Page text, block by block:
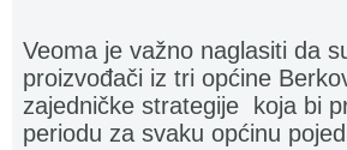
Veoma je važno naglasiti da
proizvođači iz tri općine
zajedničke strategije koja bi
periodu za svaku općinu